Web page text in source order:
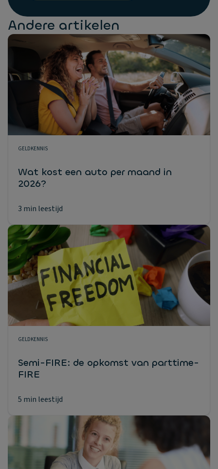
Andere artikelen
GELDKENNIS
Wat kost een auto per maand in
2026?
3 min leestijd
GELDKENNIS
Semi-FIRE: de opkomst van parttime-
FIRE
5 min leestijd